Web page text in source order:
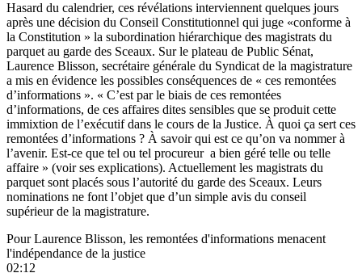
Hasard du calendrier, ces révélations interviennent quelques jours
après une décision du Conseil Constitutionnel qui juge «conforme à
la Constitution » la subordination hiérarchique des magistrats du
parquet au garde des Sceaux. Sur le plateau de Public Sénat,
Laurence Blisson, secrétaire générale du Syndicat de la magistrature
a mis en évidence les possibles conséquences de « ces remontées
d’informations ». « C’est par le biais de ces remontées
d’informations, de ces affaires dites sensibles que se produit cette
immixtion de l’exécutif dans le cours de la Justice. À quoi ça sert ces
remontées d’informations ? À savoir qui est ce qu’on va nommer à
l’avenir. Est-ce que tel ou tel procureur a bien géré telle ou telle
affaire » (voir ses explications). Actuellement les magistrats du
parquet sont placés sous l’autorité du garde des Sceaux. Leurs
nominations ne font l’objet que d’un simple avis du conseil
supérieur de la magistrature.
Pour Laurence Blisson, les remontées d'informations menacent
l'indépendance de la justice
02:12